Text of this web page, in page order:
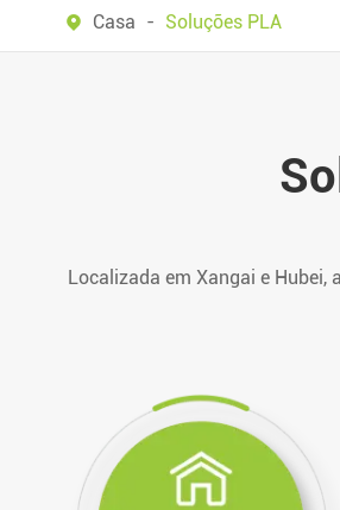
 Casa Soluções PLA
Localizada em Xangai e Hubei,